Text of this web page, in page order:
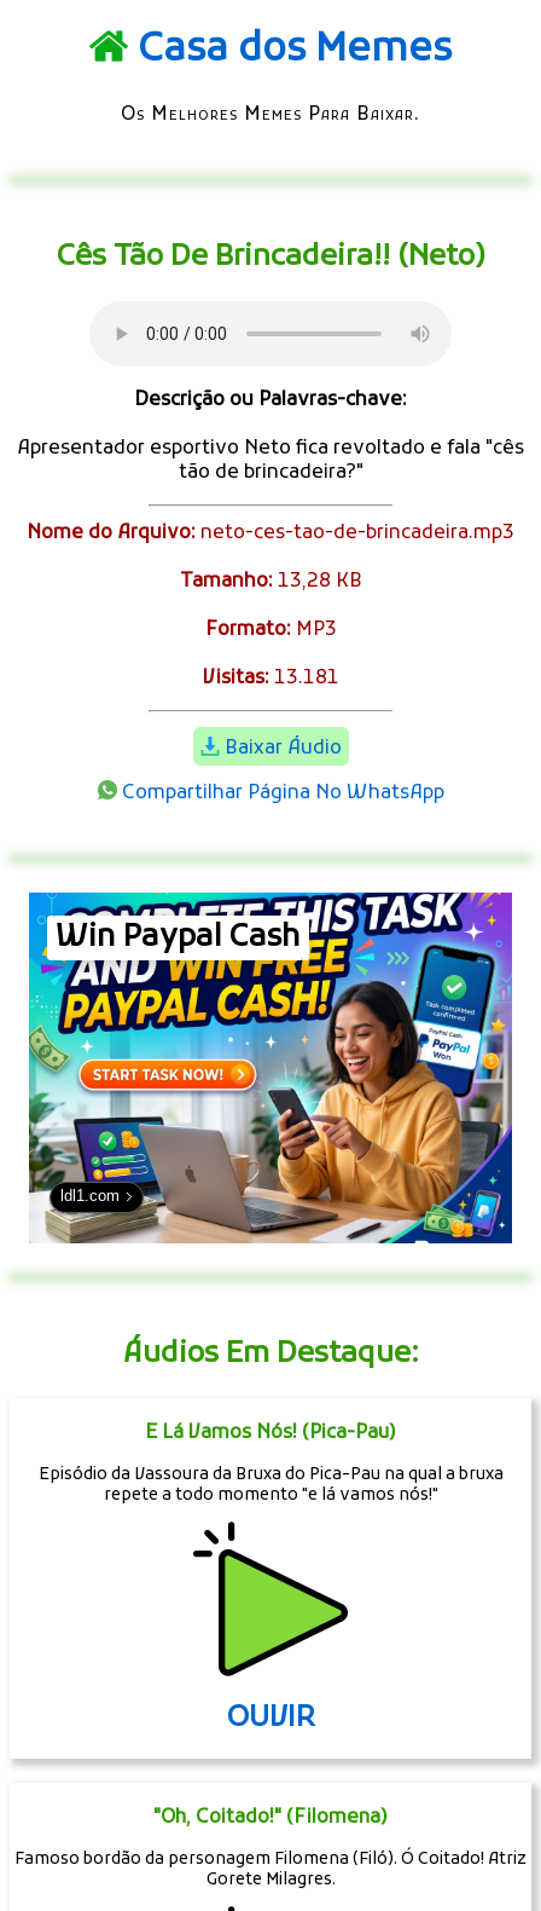
Casa dos Memes
Os Melhores Memes Para Baixar.
Cês Tão De Brincadeira!! (Neto)
Descrição ou Palavras-chave:
Apresentador esportivo Neto fica revoltado e fala "cês
tão de brincadeira?"
Nome do Arquivo: neto-ces-tao-de-brincadeira.mp3
Tamanho:13,28 KB
Formato:MP3
Visitas:13.181
Baixar Áudio
Compartilhar Página No WhatsApp
Win Paypal Cash
ldl1.com
Áudios Em Destaque:
E Lá Vamos Nós! (Pica-Pau)
Episódio da Vassoura da Bruxa do Pica-Pau na qual a bruxa
repete a todo momento "e lá vamos nós!"
OUVIR
"Oh, Coitado!" (Filomena)
Famoso bordão da personagem Filomena (Filó). Ó Coitado! Atriz
Gorete Milagres.